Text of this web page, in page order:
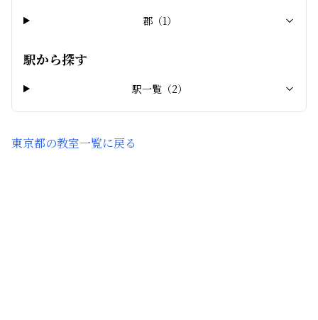
郡 （1）
駅から探す
駅一覧（2）
東京都の教室一覧に戻る